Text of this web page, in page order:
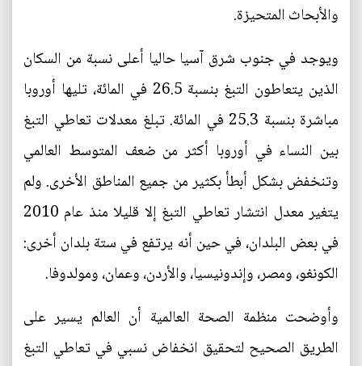
والأبحاث المتحيزة.
ويوجد في جنوب شرق آسيا حاليا أعلى نسبة من السكان
الذين يتعاطون التبغ بنسبة 26.5 في المائة، تليها أوروبا
مباشرة بنسبة 25.3 في المائة. تبلغ معدلات تعاطي التبغ
بين النساء في أوروبا أكثر من ضعف المتوسط العالمي
وتنخفض بشكل أبطأ بكثير من جميع المناطق الأخرى. ولم
يتغير معدل انتشار تعاطي التبغ إلا قليلا منذ عام 2010
في بعض البلدان، في حين أنه يرتفع في ستة بلدان أخرى:
الكونغو، ومصر، وإندونيسيا، والأردن، وعمان، ومولدوفا.
وأوضحت منظمة الصحة العالمية أن العالم يسير على
الطريق الصحيح لتحقيق انخفاض نسبي في تعاطي التبغ